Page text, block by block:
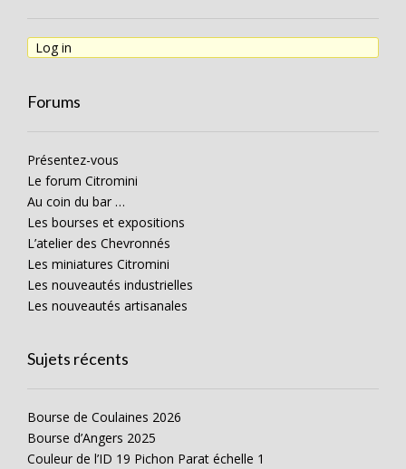
Log in
Forums
Présentez-vous
Le forum Citromini
Au coin du bar …
Les bourses et expositions
L’atelier des Chevronnés
Les miniatures Citromini
Les nouveautés industrielles
Les nouveautés artisanales
Sujets récents
Bourse de Coulaines 2026
Bourse d’Angers 2025
Couleur de l’ID 19 Pichon Parat échelle 1